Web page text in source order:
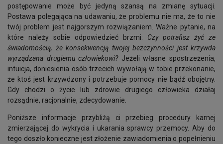
postępowanie może być jedyną szansą na zmianę sytuacji.
Postawa polegająca na udawaniu, że problemu nie ma, że to nie
twój problem jest najgorszym rozwiązaniem. Ważne pytanie, na
które należy sobie odpowiedzieć brzmi: Czy potrafisz żyć ze
świadomością, że konsekwencją twojej bezczynności jest krzywda
wyrządzana drugiemu człowiekowi?Jeżeli własne spostrzeżenia,
intuicja, doniesienia osób trzecich wywołają w tobie przekonanie,
że ktoś jest krzywdzony i potrzebuje pomocy nie bądź obojętny.
Gdy chodzi o życie lub zdrowie drugiego człowieka działaj
rozsądnie, racjonalnie, zdecydowanie.
Poniższe informacje przybliżą ci przebieg procedury karnej
zmierzającej do wykrycia i ukarania sprawcy przemocy. Aby do
tego doszło konieczne jest złożenie zawiadomienia o popełnieniu